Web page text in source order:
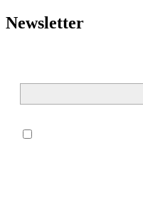
Newsletter